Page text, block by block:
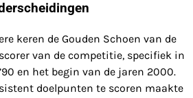
keren de Gouden Schoen van de
van de competitie, specifiek in
en het begin van de jaren 2000.
doelpunten te scoren maakte